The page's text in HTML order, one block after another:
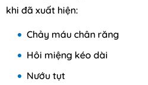
khi đã xuất hiện:
Chảy máu chân răng
Hôi miệng kéo dài
Nướu tụt